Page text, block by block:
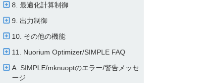
8. 最適化計算制御
9. 出力制御
10. その他の機能
11. Nuorium Optimizer/​SIMPLE FAQ
A. SIMPLE/​mknuoptのエラー/​警告メッセ
ージ